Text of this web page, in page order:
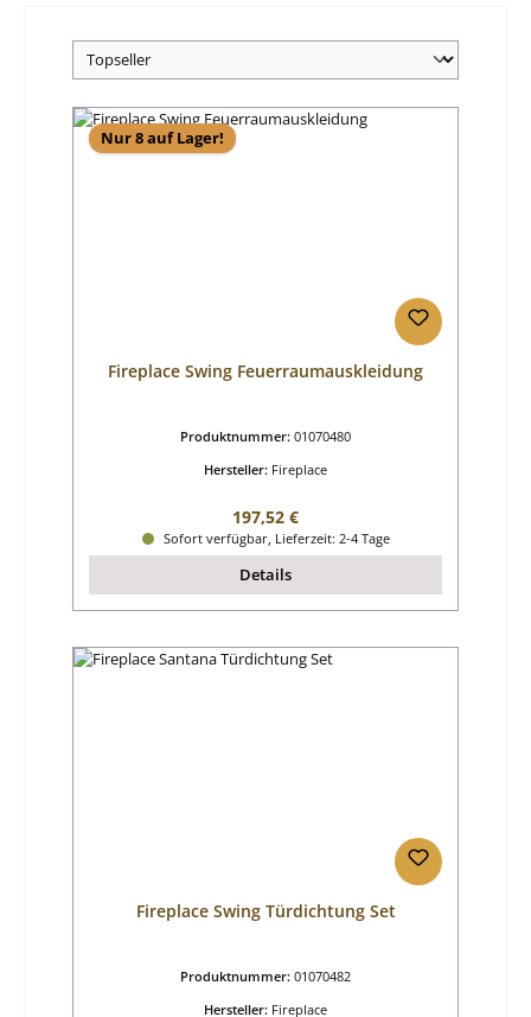
Nur 8 auf Lager!
Fireplace Swing Feuerraumauskleidung
Produktnummer: 01070480
Hersteller: Fireplace
Regulärer Preis:
197,52 €
Sofort verfügbar, Lieferzeit: 2-4 Tage
Details
Fireplace Swing Türdichtung Set
Produktnummer: 01070482
Hersteller: Fireplace